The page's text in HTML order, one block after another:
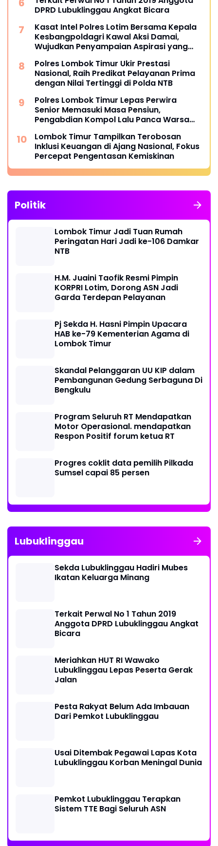
DPRD Lubuklinggau Angkat Bicara
Kasat Intel Polres Lotim Bersama Kepala
Kesbangpoldagri Kawal Aksi Damai,
Wujudkan Penyampaian Aspirasi yang
Polres Lombok Timur Ukir Prestasi
Nasional, Raih Predikat Pelayanan Prima
dengan Nilai Tertinggi di Polda NTB
Polres Lombok Timur Lepas Perwira
Senior Memasuki Masa Pensiun,
Pengabdian Kompol Lalu Panca Warsa
Lombok Timur Tampilkan Terobosan
Inklusi Keuangan di Ajang Nasional, Fokus
Percepat Pengentasan Kemiskinan
Politik
Lombok Timur Jadi Tuan Rumah
Peringatan Hari Jadi ke-106 Damkar
NTB
H.M. Juaini Taofik Resmi Pimpin
KORPRI Lotim, Dorong ASN Jadi
Garda Terdepan Pelayanan
Pj Sekda H. Hasni Pimpin Upacara
HAB ke-79 Kementerian Agama di
Lombok Timur
Skandal Pelanggaran UU KIP dalam
Pembangunan Gedung Serbaguna Di
Bengkulu
Program Seluruh RT Mendapatkan
Motor Operasional. mendapatkan
Respon Positif forum ketua RT
Progres coklit data pemilih Pilkada
Sumsel capai 85 persen
Lubuklinggau
Sekda Lubuklinggau Hadiri Mubes
Ikatan Keluarga Minang
Terkait Perwal No 1 Tahun 2019
Anggota DPRD Lubuklinggau Angkat
Bicara
Meriahkan HUT RI Wawako
Lubuklinggau Lepas Peserta Gerak
Jalan
Pesta Rakyat Belum Ada Imbauan
Dari Pemkot Lubuklinggau
Usai Ditembak Pegawai Lapas Kota
Lubuklinggau Korban Meningal Dunia
Pemkot Lubuklinggau Terapkan
Sistem TTE Bagi Seluruh ASN